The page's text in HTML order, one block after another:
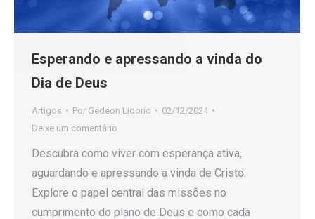
Esperando e apressando a vinda do
Dia de Deus
Artigos Por Gedeon Lidorio
02/12/2024
Deixe um comentário
Descubra como viver com esperança ativa,
aguardando e apressando a vinda de Cristo.
Explore o papel central das missões no
cumprimento do plano de Deus e como cada